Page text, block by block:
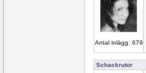
Antal inlägg: 679
Schackrutor